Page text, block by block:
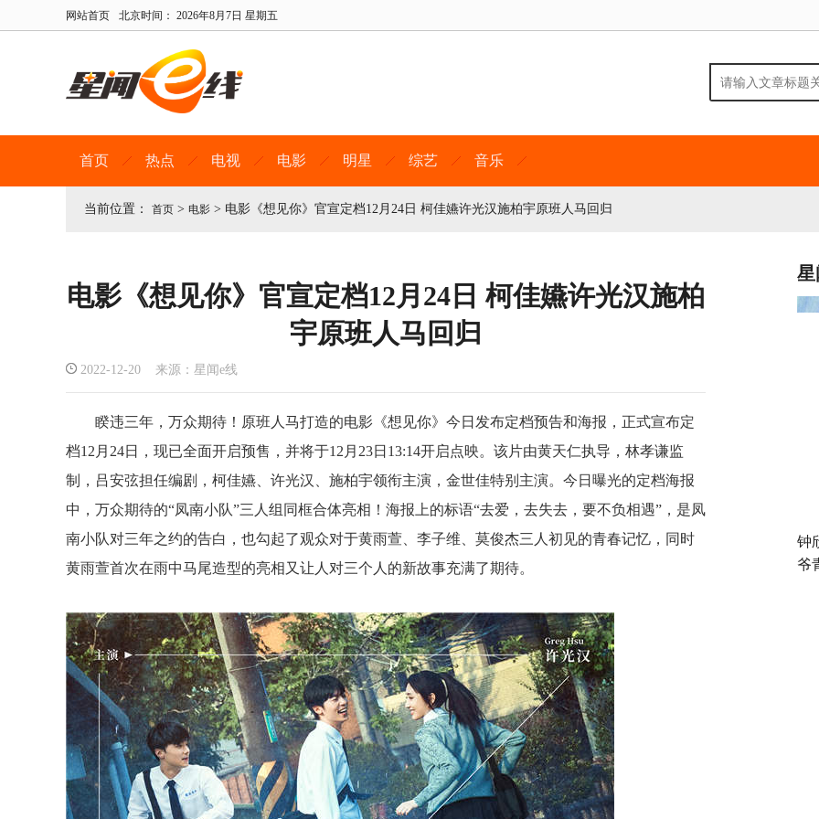
网站首页 北京时间： 2026年8月7日 星期五
首页 热点 电视 电影 明星 综艺 音乐
当前位置： 首页 > 电影 > 电影《想见你》官宣定档12月24日 柯佳嬿许光汉施柏宇原班人马回归
电影《想见你》官宣定档12月24日 柯佳嬿许光汉施柏
宇原班人马回归
2022-12-20 来源：星闻e线
睽违三年， 万众期待 ！ 原班人马打造的电影 《想见你》 今日发布定档预告和海报 ，正式宣布定
档12 月 24日 ， 现已全面开启预售，并将于12 月 23日 13:14开启点映。 该片由黄天仁执导 ， 林孝谦监
制
， 吕安弦担任编剧，柯佳嬿、许光汉、施柏宇领衔主演 ， 金世佳特别主演。 今日曝光的定档海报
中 ， 万众期待的“凤南小队”三人组同框合体亮相！ 海报上的标语“去爱，去失去，要不负相遇” ， 是凤
南小队对三年之约的告白 ， 也勾起了观众对于黄雨萱 李子维 莫俊杰三人初见的青春记忆 ， 同时
黄雨萱首次在雨中马尾造型的亮相又让人对三个人的新故事充满了期待。
星
钟
爷